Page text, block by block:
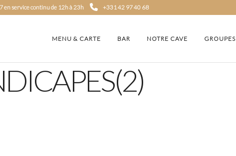
en service continu de 12h à 23h +331 42 97 40 68
MENU & CARTE BAR NOTRE CAVE GROUPES